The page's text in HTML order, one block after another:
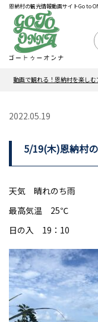
恩納村の観光情報動画サイトGo to
動画で観れる！恩納村を楽しむ
2022.05.19
5/19(木)恩納村
天気 晴れのち雨
最高気温 25℃
日の入 19：10